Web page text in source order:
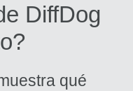
DiffDog
qué